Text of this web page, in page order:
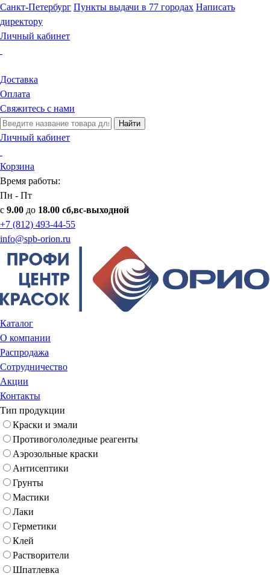
Санкт-Петербург Пункты выдачи в 77 городах Написать
директору
Личный кабинет
Доставка
Оплата
Свяжитесь с нами
Найти
Личный кабинет
Корзина
Время работы:
Пн - Пт
с 9.00 до 18.00 сб,вс-выходной
+7 (812) 493-44-55
info@spb-orion.ru
Каталог
О компании
Распродажа
Сотрудничество
Акции
Контакты
Тип продукции
Краски и эмали
Противогололедные реагенты
Аэрозольные краски
Антисептики
Грунты
Мастики
Лаки
Герметики
Клей
Растворители
Шпатлевка